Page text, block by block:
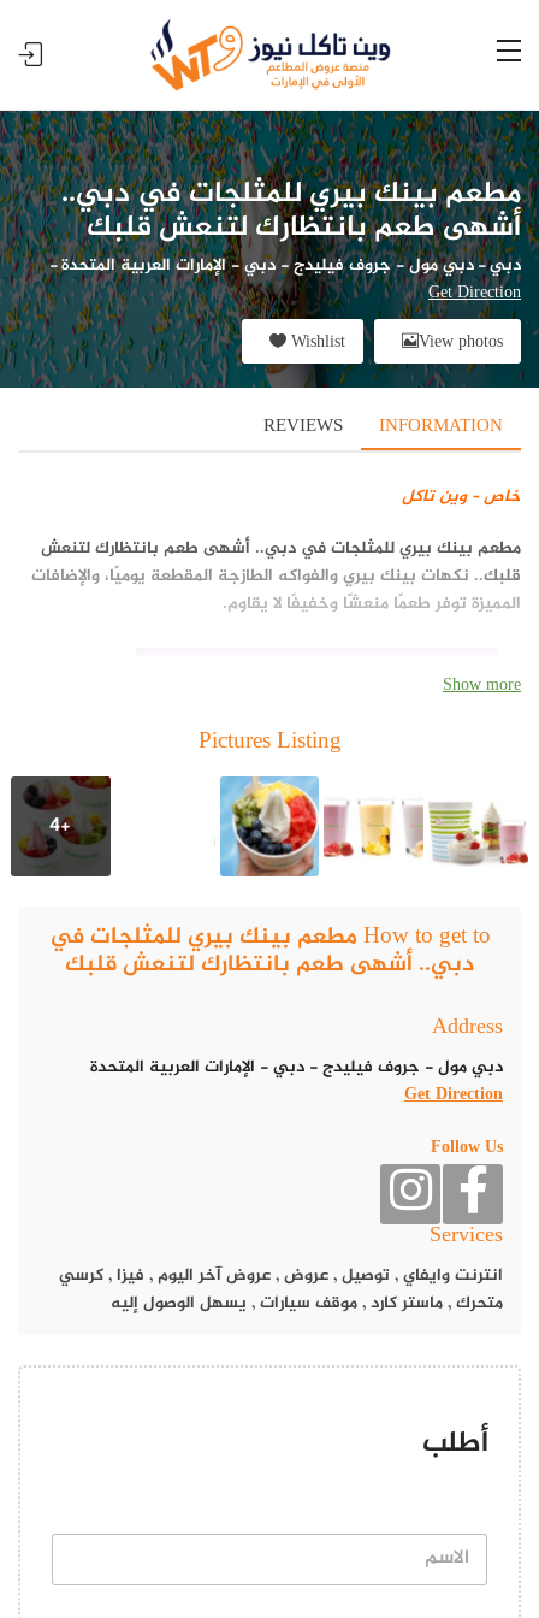
مطعم بينك بيري للمثلجات في دبي..
أشهى طعم بانتظارك لتنعش قلبك
دبي-دبي مول - جروف فيليدج - دبي - الإمارات العربية المتحدة-
Get Direction
View photos
Wishlist
INFORMATION
REVIEWS
خاص – وين تاكل
مطعم بينك بيري للمثلجات في دبي.. أشهى طعم بانتظارك لتنعش
قلبك.. نكهات بينك بيري والفواكه الطازجة المقطعة يوميًا، والإضافات
المميزة توفر طعمًا منعشًا وخفيفًا لا يقاوم.
بدءًا من تصميم المتجر، وحتى خدمة العملاء الاستثنائية، ونكهات
الزبادي والإضافات التي لا تقاوم، تقدم بينك بيري تجربة تُسعد
يشتهر هذا المحل بطريقته الفريدة في تقديم البوظة، والتي جعلته
Show more
Pictures Listing
+4
How to get to مطعم بينك بيري للمثلجات في
دبي.. أشهى طعم بانتظارك لتنعش قلبك
Address
دبي مول - جروف فيليدج - دبي - الإمارات العربية المتحدة
Get Direction
Follow Us
Services
انترنت وايفاي, توصيل,عروض,عروض آخر اليوم, فيزا,كرسي
متحرك,ماستر كارد,موقف سيارات, يسهل الوصول إليه
أطلب
ا
ا